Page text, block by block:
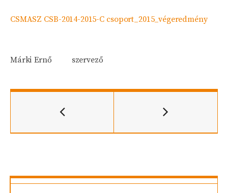
CSMASZ CSB-2014-2015-C csoport_2015_végeredmény
Márki Ernő szervező